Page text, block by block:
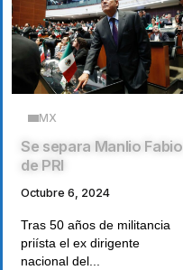
MX
Se separa Manlio Fabio
de PRI
Octubre 6, 2024
Tras 50 años de militancia
priísta el ex dirigente
nacional del...